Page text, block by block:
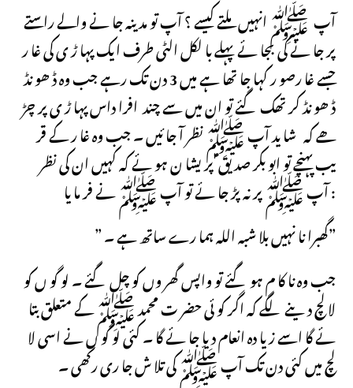
آپ ﷺ انہیں ملتے کیسے ؟ آپ تو مد ینہ جا نے والے راستے
پر جا نے کی بجا ئے پہلے با لکل الٹی طرف ایک پہا ڑ ی کی غا ر
جسے غا رصو ر کہا جا تھا ہے میں 3 دن تک رہے جب وہ ڈ ھو نڈ
ڈ ھو نڈ کر تھک گئے تو ان میں سے چند افرا داس پہا ڑ ی پر چڑ
ھے کہ شا ید آپ ﷺ نظر آ جا ئیں ۔ جب وہ غا ر کے قر
یب پہنچے تو ابو بکر صد یق ؑ پر یشا ن ہو ئے کہ کہیں ان کی نظر
آپ ﷺ پر نہ پڑ جا ئے تو آپ ﷺ نے فر ما یا :
” گھبرا نا نہیں بلا شبہ اللہ ہما رے ساتھ ہے ۔”
جب وہ نا کا م ہو گئے تو واپس گھر وں کو چل گئے ۔ لو گو ں کو
لا لچ دینے لگے کہ اگر کو ئی حضر ت محمد ﷺ کے متعلق بتا
ئے گا اسے زیا دہ انعام دیا جا ئے گا ۔ کئی لو گو ں نے اسی لا
لچ میں کئی دن تک آپ ﷺ کی تلا ش جا ری رکھی ۔